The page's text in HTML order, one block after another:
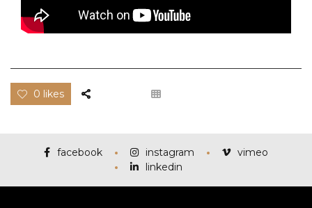
0 likes
facebook instagram
vimeo
linkedin